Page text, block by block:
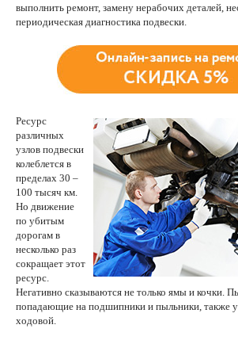
выполнить ремонт, замену нерабочих деталей,
периодическая диагностика подвески.
Ресурс
различных
узлов подвески
колеблется в
пределах 30 –
100 тысяч км.
Но движение
по убитым
дорогам в
несколько раз
сокращает этот
ресурс.
Негативно сказываются не только ямы и кочки.
попадающие на подшипники и пыльники, также
ходовой.